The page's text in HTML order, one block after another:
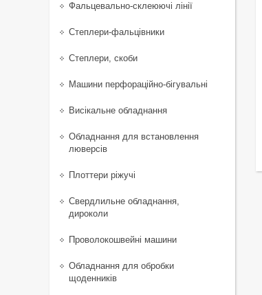
Фальцевально-склеюючі лінії
Степлери-фальцівники
Степлери, скоби
Машини перфораційно-бігувальні
Висікальне обладнання
Обладнання для встановлення
люверсів
Плоттери ріжучі
Свердлильне обладнання,
дироколи
Проволокошвейні машини
Обладнання для обробки
щоденників